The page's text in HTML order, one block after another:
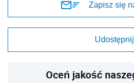
Zapisz się
Udostępnij
Oceń jakość